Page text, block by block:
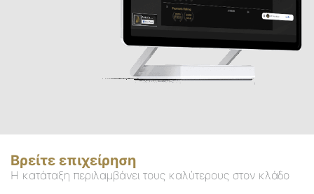
Βρείτε επιχείρηση
Η κατάταξη περιλαμβάνει τους καλύτερους στον κλάδο